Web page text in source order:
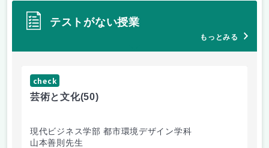
テストがない授業
もっとみる
check
芸術と文化(50)
現代ビジネス学部 都市環境デザイン学科
山本善則先生